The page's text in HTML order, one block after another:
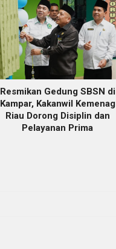
Resmikan Gedung SBSN di
Kampar, Kakanwil Kemenag
Riau Dorong Disiplin dan
Pelayanan Prima